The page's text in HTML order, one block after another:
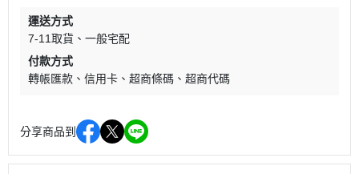
運送方式
7-11取貨
一般宅配
付款方式
轉帳匯款
信用卡 超商條碼 超商代碼
分享商品到